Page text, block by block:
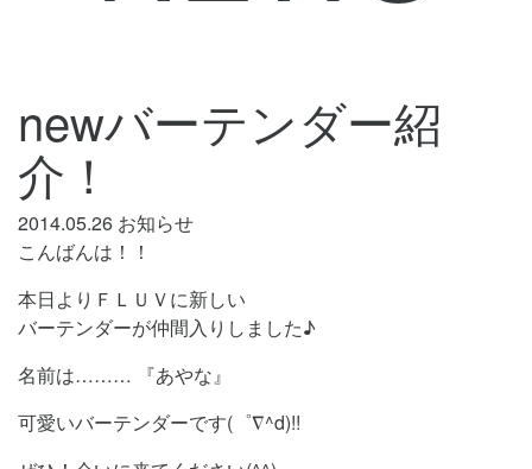
newバーテンダー紹
介！
2014.05.26 お知らせ
こんばんは！！
本日よりＦＬＵＶに新しい
バーテンダーが仲間入りしました♪
名前は……… 『あやな』
可愛いバーテンダーです(゜∇^d)!!